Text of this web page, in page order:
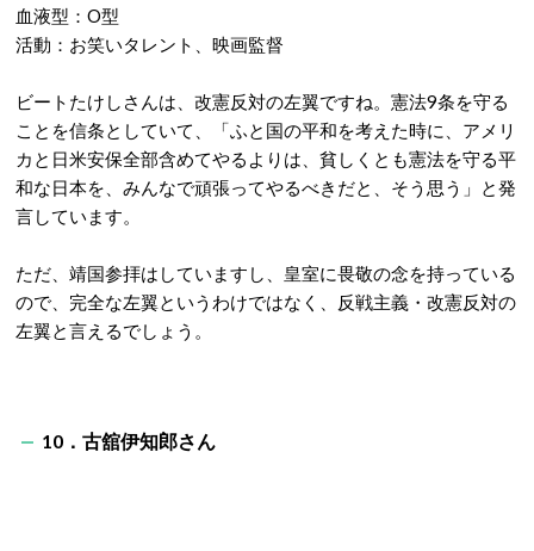
血液型：O型
活動：お笑いタレント、映画監督
ビートたけしさんは、改憲反対の左翼ですね。憲法9条を守る
ことを信条としていて、「ふと国の平和を考えた時に、アメリ
カと日米安保全部含めてやるよりは、貧しくとも憲法を守る平
和な日本を、みんなで頑張ってやるべきだと、そう思う」と発
言しています。
ただ、靖国参拝はしていますし、皇室に畏敬の念を持っている
ので、完全な左翼というわけではなく、反戦主義・改憲反対の
左翼と言えるでしょう。
10．古舘伊知郎さん